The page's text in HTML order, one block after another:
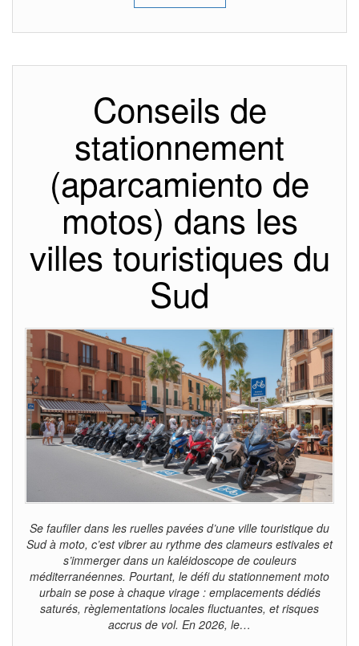
Conseils de
stationnement
(aparcamiento de
motos) dans les
villes touristiques du
Sud
Se faufiler dans les ruelles pavées d’une ville touristique du
Sud à moto, c’est vibrer au rythme des clameurs estivales et
s’immerger dans un kaléidoscope de couleurs
méditerranéennes. Pourtant, le défi du stationnement moto
urbain se pose à chaque virage : emplacements dédiés
saturés, règlementations locales fluctuantes, et risques
accrus de vol. En 2026, le…